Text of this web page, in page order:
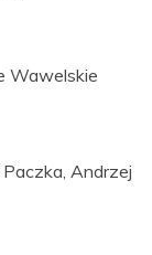
Wawelskie
Andrzej